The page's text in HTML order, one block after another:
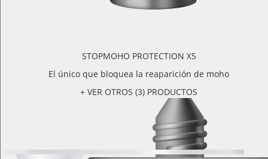
STOPMOHO PROTECTION X5
El único que bloquea la reaparición de moho
+ VER OTROS (3) PRODUCTOS